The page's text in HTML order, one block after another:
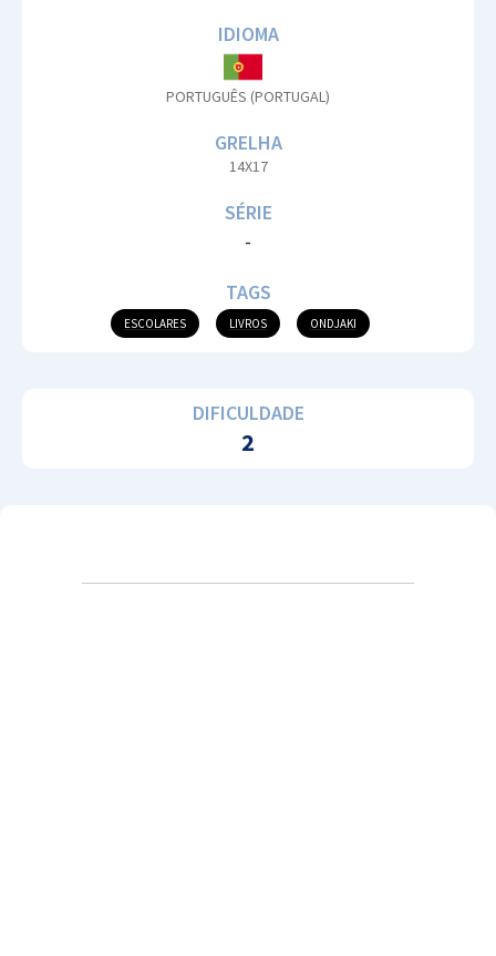
IDIOMA
PORTUGUÊS (PORTUGAL)
GRELHA
14X17
SÉRIE
-
TAGS
ESCOLARES LIVROS ONDJAKI
DIFICULDADE
2